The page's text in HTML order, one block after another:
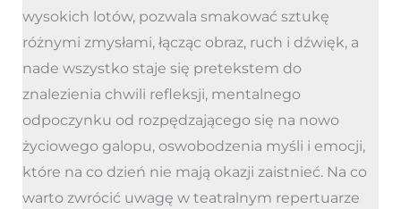
wysokich lotów, pozwala smakować sztukę
różnymi zmysłami, łącząc obraz, ruch i dźwięk, a
nade wszystko staje się pretekstem do
znalezienia chwili refleksji, mentalnego
odpoczynku od rozpędzającego się na nowo
życiowego galopu, oswobodzenia myśli i emocji,
które na co dzień nie mają okazji zaistnieć. Na co
warto zwrócić uwagę w teatralnym repertuarze